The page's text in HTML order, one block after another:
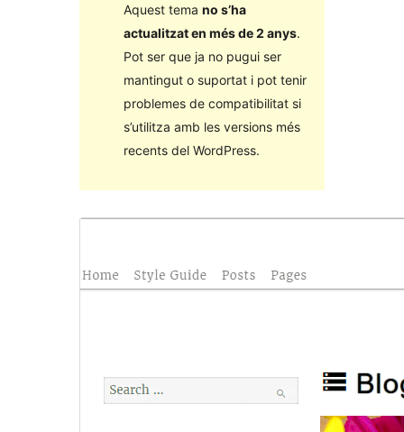
Aquest tema no s’ha
actualitzat en més de 2 anys.
Pot ser que ja no pugui ser
mantingut o suportat i pot tenir
problemes de compatibilitat si
s’utilitza amb les versions més
recents del WordPress.